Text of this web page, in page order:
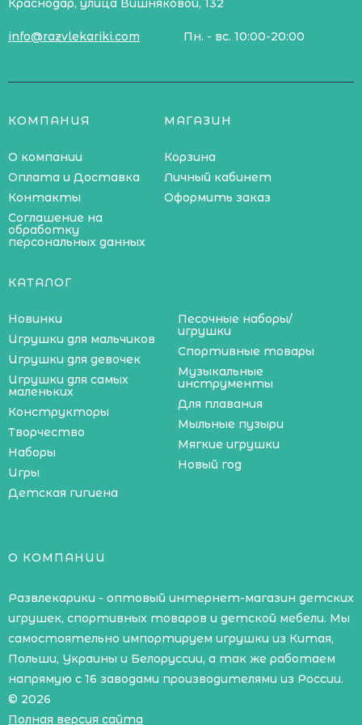
Краснодар, улица Вишняковой, 132
info@razvlekariki.com Пн. - вс. 10:00-20:00
КОМПАНИЯ
О компании
Оплата и Доставка
Контакты
Соглашение на
обработку
персональных данных
МАГАЗИН
Корзина
Личный кабинет
Оформить заказ
КАТАЛОГ
Новинки
Игрушки для мальчиков
Игрушки для девочек
Игрушки для самых
маленьких
Конструкторы
Творчество
Наборы
Игры
Детская гигиена
Песочные наборы/
игрушки
Спортивные товары
Музыкальные
инструменты
Для плавания
Мыльные пузыри
Мягкие игрушки
Новый год
О КОМПАНИИ
Развлекарики - оптовый интернет-магазин детских
игрушек, спортивных товаров и детской мебели. Мы
самостоятельно импортируем игрушки из Китая,
Польши, Украины и Белоруссии, а так же работаем
напрямую с 16 заводами производителями из России.
© 2026
Полная версия сайта